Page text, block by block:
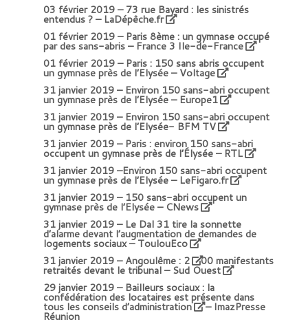
03 février 2019 –73 rue Bayard : les sinistrés
entendus ? – LaDépêche.fr
01 février 2019 –Paris 8ème : un gymnase occupé
par des sans-abris – France 3 Ile-de-France
01 février 2019 –Paris : 150 sans abris occupent
un gymnase près de l’Elysée – Voltage
31 janvier 2019 –Environ 150 sans-abri occupent
un gymnase près de l’Elysée – Europe1
31 janvier 2019 –Environ 150 sans-abri occupent
un gymnase près de l’Elysée- BFM TV
31 janvier 2019 –Paris : environ 150 sans-abri
occupent un gymnase près de l’Élysée – RTL
31 janvier 2019 –Environ 150 sans-abri occupent
un gymnase près de l’Elysée – LeFigaro.fr
31 janvier 2019 –150 sans-abri occupent un
gymnase près de l’Elysée – CNews
31 janvier 2019 –Le Dal 31 tire la sonnette
d’alarme devant l’augmentation de demandes de
logements sociaux – ToulouEco
31 janvier 2019 –Angoulême : 2 00 manifestants
retraités devant le tribunal – Sud Ouest
29 janvier 2019 –Bailleurs sociaux : la
confédération des locataires est présente dans
tous les conseils d’administration – ImazPresse
Réunion